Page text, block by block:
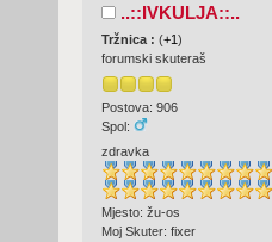
..::IVKULJA::..
Tržnica : (+1 )
forumski skuteraš
Postova: 906
Spol:
zdravka
Mjesto: žu-os
Moj Skuter: fixer